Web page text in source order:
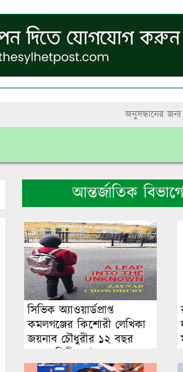
আন্তর্জাতিক
সিভিক অ্যাওয়ার্ডপ্রাপ্ত
কমলগঞ্জের কিশোরী লেখিকা
জয়নাব চৌধুরীর ১২ বছর
বয়সে দ্বিতীয় বই প্রকাশ